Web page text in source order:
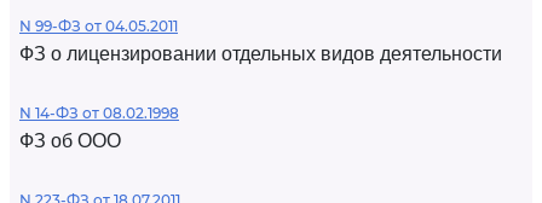
N 99-ФЗ от 04.05.2011
ФЗ о лицензировании отдельных видов деятельности
N 14-ФЗ от 08.02.1998
ФЗ об ООО